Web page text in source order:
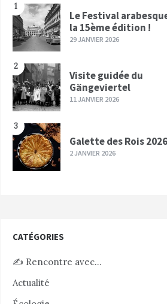
1
Le Festival
la 15ème édition !
29 JANVIER 2026
2
Visite guidée du
Gängeviertel
11 JANVIER 2026
3
Galette des Rois 2026
2 JANVIER 2026
CATÉGORIES
✍️ Rencontre avec…
Actualité